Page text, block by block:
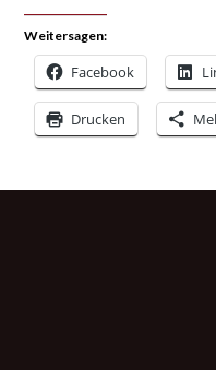
Weitersagen:
Facebook
Drucken